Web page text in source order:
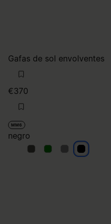
Gafas de sol envolventes
€370
MM6
negro
negronegronegronegro